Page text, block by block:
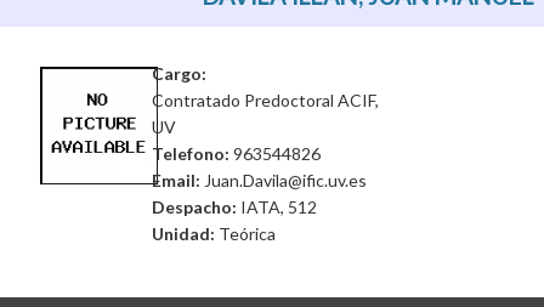
Cargo:
Contratado Predoctoral ACIF,
UV
Telefono: 963544826
Email: Juan.Davila@ific.uv.es
Despacho: IATA, 512
Unidad: Teórica